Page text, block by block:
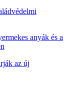
anyák és a
az új